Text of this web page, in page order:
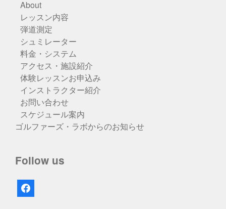
About
レッスン内容
弾道測定
シュミレーター
料金・システム
アクセス・施設紹介
体験レッスンお申込み
インストラクター紹介
お問い合わせ
スケジュール案内
ゴルファーズ・ラボからのお知らせ
Follow us
facebook